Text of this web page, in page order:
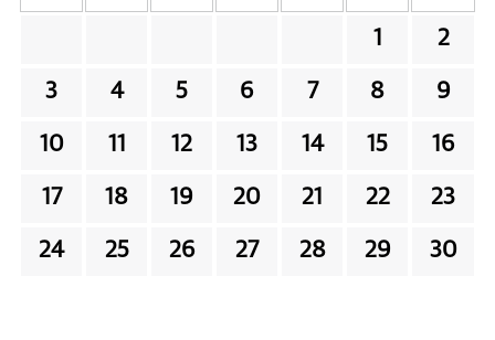
1 2
3 4 5 6 7 8 9
10 11 12 13 14 15 16
17 18 19 20 21 22 23
24 25 26 27 28 29 30